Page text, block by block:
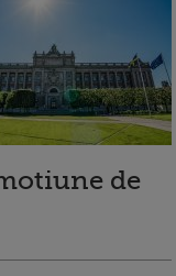
de